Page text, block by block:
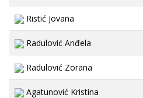
Ristić Jovana
Radulović Anđela
Radulović Zorana
Agatunović Kristina